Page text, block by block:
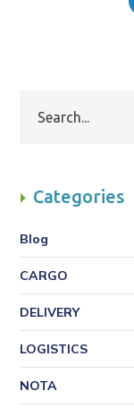
Categories
Blog
CARGO
DELIVERY
LOGISTICS
NOTA